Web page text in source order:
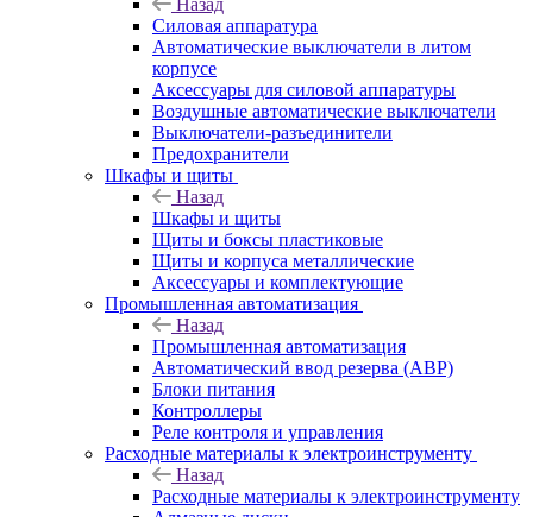
Назад
Силовая аппаратура
Автоматические выключатели в литом
корпусе
Аксессуары для силовой аппаратуры
Воздушные автоматические выключатели
Выключатели-разъединители
Предохранители
Шкафы и щиты
Назад
Шкафы и щиты
Щиты и боксы пластиковые
Щиты и корпуса металлические
Аксессуары и комплектующие
Промышленная автоматизация
Назад
Промышленная автоматизация
Автоматический ввод резерва (АВР)
Блоки питания
Контроллеры
Реле контроля и управления
Расходные материалы к электроинструменту
Назад
Расходные материалы к электроинструменту